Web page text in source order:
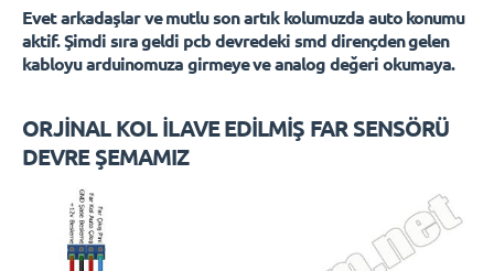
Evet arkadaşlar ve mutlu son artık kolumuzda auto konumu
aktif. Şimdi sıra geldi pcb devredeki smd dirençden gelen
kabloyu arduinomuza girmeye ve analog değeri okumaya.
ORJİNAL KOL İLAVE EDİLMİŞ FAR SENSÖRÜ
DEVRE ŞEMAMIZ